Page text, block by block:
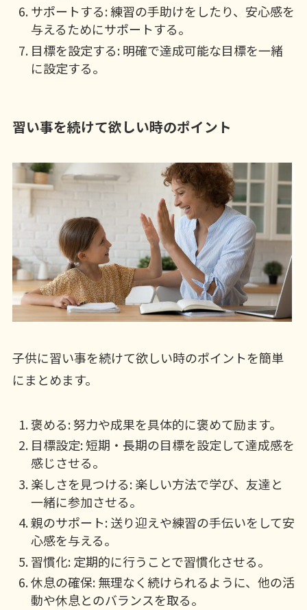
サポートする: 練習の手助けをしたり、安心感を
与えるためにサポートする。
目標を設定する: 明確で達成可能な目標を一緒
に設定する。
習い事を続けて欲しい時のポイント
子供に習い事を続けて欲しい時のポイントを簡単
にまとめます。
褒める: 努力や成果を具体的に褒めて励ます。
目標設定: 短期・長期の目標を設定して達成感を
感じさせる。
楽しさを見つける: 楽しい方法で学び、友達と
一緒に参加させる。
親のサポート: 送り迎えや練習の手伝いをして安
心感を与える。
習慣化: 定期的に行うことで習慣化させる。
休息の確保: 無理なく続けられるように、他の活
動や休息とのバランスを取る。